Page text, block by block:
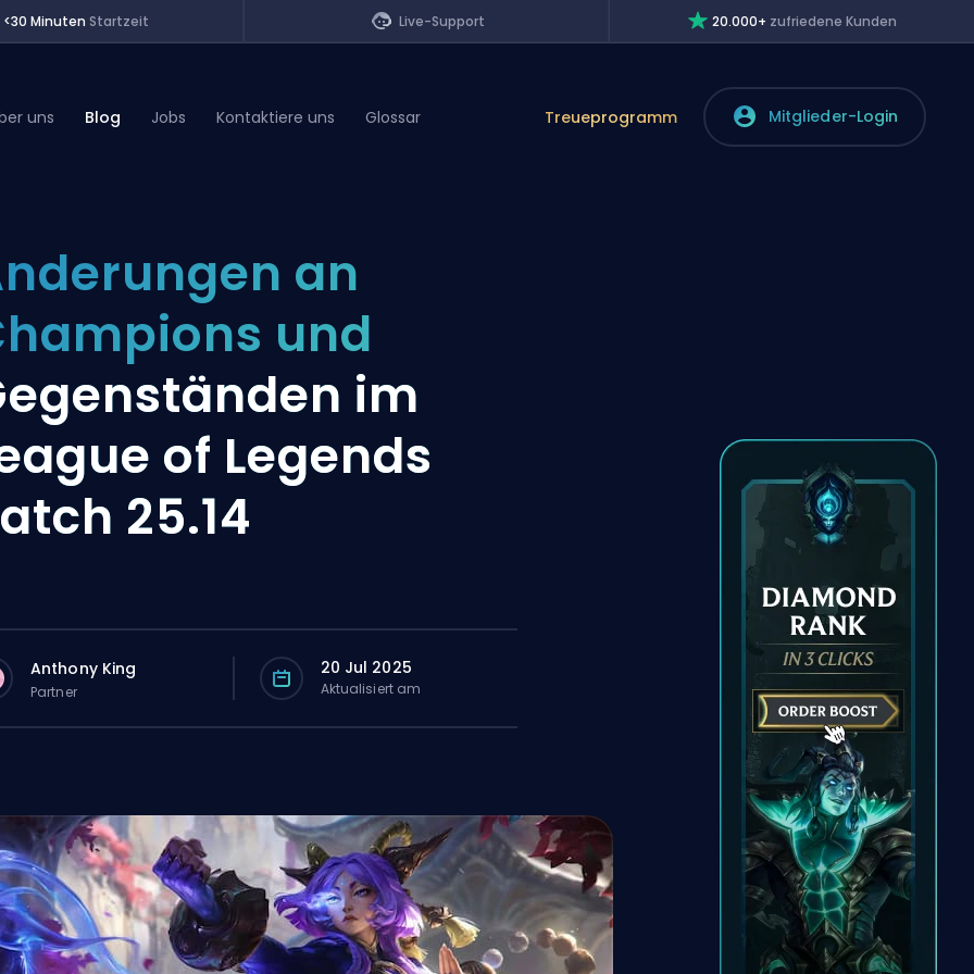
<30 Minuten Startzeit Live-Support 20.000+ zufriedene Kunden
uns Blog Jobs Kontaktiere uns Glossar Treueprogramm Mitglieder-Login
an
und
im
of Legends
25.14
Anthony King
Partner
20 Jul 2025
Aktualisiert am